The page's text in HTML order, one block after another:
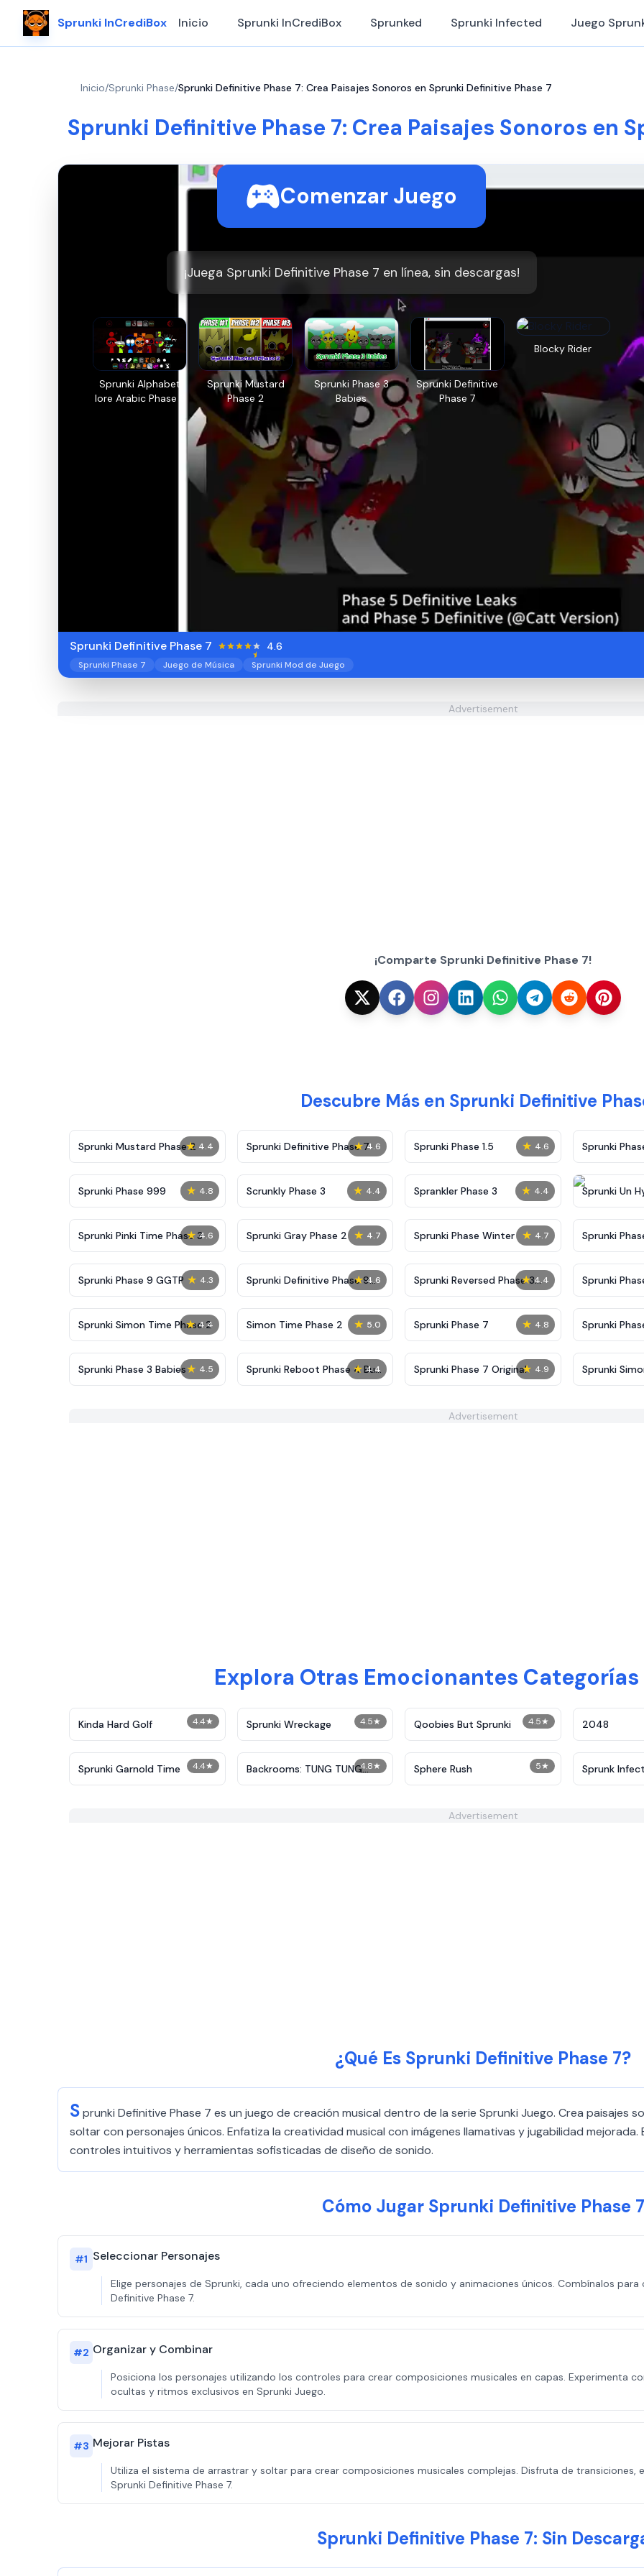
Sprunki InCrediBox Inicio Sprunki InCrediBox Sprunked Sprunki Infected Juego
Inicio/Sprunki Phase/Sprunki Definitive Phase 7: Crea Paisajes Sonoros en Sprunki Definitive Phase 7
Sprunki Definitive Phase 7: Crea Paisajes Sonoros en
Comenzar Juego
¡Juega Sprunki Definitive Phase 7 en línea, sin descargas!
Sprunki Alphabet
lore Arabic Phase 3
Sprunki Mustard
Phase 2
Sprunki Phase 3
Babies
Sprunki Definitive
Phase 7
Blocky Rider
Sprunki Definitive Phase 7 4.6
Sprunki Phase 7 Juego de Música Sprunki Mod de Juego
Advertisement
¡Comparte Sprunki Definitive Phase 7!
Descubre Más en Sprunki Definitive
★ 4.4
Sprunki Mustard Phase 2 ★ 4.6
Sprunki Definitive Phase 7 ★ 4.6
Sprunki Phase 1.5 Sprunki
★ 4.8
Sprunki Phase 999 ★ 4.4
Scrunkly Phase 3 ★ 4.4
Sprankler Phase 3
Sprunki Un
Phase 4
★ 4.6
Sprunki Pinki Time Phase 3 ★ 4.7
Sprunki Gray Phase 2 ★ 4.7
Sprunki Phase Winter
Sprunki
Malediction
★ 4.3
Sprunki Phase 9 GGTP ★ 4.6
Sprunki Definitive Phase 9
New
★ 4.4
Sprunki Reversed Phase 3
Definitive
Sprunki
Shifted
★ 4.4
Sprunki Simon Time Phase 2 ★ 5.0
Simon Time Phase 2 ★ 4.8
Sprunki Phase 7
Sprunki
(Fanmade)
★ 4.5
Sprunki Phase 3 Babies ★ 4.4
Sprunki Reboot Phase 4 But
All Alive
★ 4.9
Sprunki Phase 7 Original Sprunki
Advertisement
Explora Otras Emocionantes Categorías
4.4★
Kinda Hard Golf 4.5★
Sprunki Wreckage 4.5★
Qoobies But Sprunki 2048
4.4★
Sprunki Garnold Time 4.8★
Backrooms: TUNG TUNG
TUNG SAUR
5★
Sphere Rush Sprunk
Advertisement
¿Qué Es Sprunki Definitive Phase 7?
Sprunki Definitive Phase 7 es un juego de creación musical dentro de la serie Sprunki Juego. Crea paisajes
soltar con personajes únicos. Enfatiza la creatividad musical con imágenes llamativas y jugabilidad
controles intuitivos y herramientas sofisticadas de diseño de sonido.
Cómo Jugar Sprunki Definitive Phase 7
#1 Seleccionar Personajes
Elige personajes de Sprunki, cada uno ofreciendo elementos de sonido y animaciones únicos. Combínalos
Definitive Phase 7.
#2 Organizar y Combinar
Posiciona los personajes utilizando los controles para crear composiciones musicales en capas. Experimenta
ocultas y ritmos exclusivos en Sprunki Juego.
#3 Mejorar Pistas
Utiliza el sistema de arrastrar y soltar para crear composiciones musicales complejas. Disfruta de transiciones,
Sprunki Definitive Phase 7.
Sprunki Definitive Phase 7: Sin